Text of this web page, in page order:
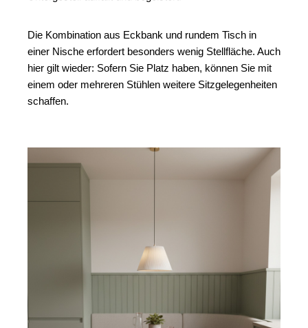
Die Kombination aus Eckbank und rundem Tisch in
einer Nische erfordert besonders wenig Stellfläche. Auch
hier gilt wieder: Sofern Sie Platz haben, können Sie mit
einem oder mehreren Stühlen weitere Sitzgelegenheiten
schaffen.